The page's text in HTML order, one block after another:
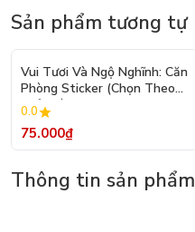
Sản phẩm tương tự
Vui Tươi Và Ngộ Nghĩnh: Căn
Phòng Sticker (Chọn Theo
Chủ Đề) - Hơn 250 Sticker
0.0
75.000₫
Thông tin sản phẩm